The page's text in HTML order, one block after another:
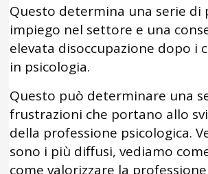
Questo determina una serie di
impiego nel settore e una
elevata disoccupazione dopo i
in psicologia.
Questo può determinare una
frustrazioni che portano allo
della professione psicologica.
sono i più diffusi, vediamo
come valorizzare la